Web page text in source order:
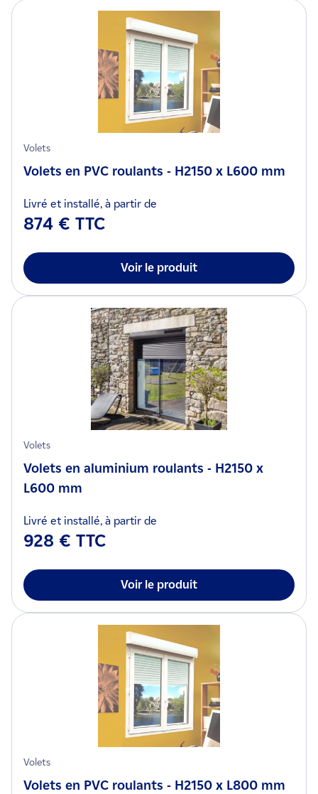
Volets
Volets en PVC roulants - H2150 x L600 mm
Livré et installé, à partir de
874 € TTC
Voir le produit
Volets
Volets en aluminium roulants - H2150 x
L600 mm
Livré et installé, à partir de
928 € TTC
Voir le produit
Volets
Volets en PVC roulants - H2150 x L800 mm